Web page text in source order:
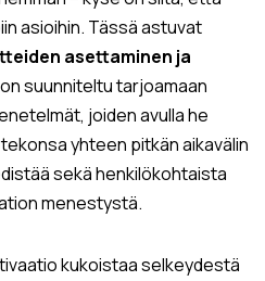
asioihin. Tässä astuvat
asettaminen ja
suunniteltu tarjoamaan
joiden avulla he
yhteen pitkän aikavälin
sekä henkilökohtaista
menestystä.
kukoistaa selkeydestä